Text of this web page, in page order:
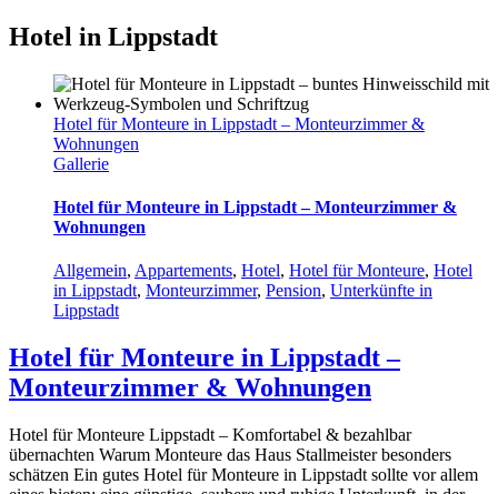
Hotel in Lippstadt
Hotel für Monteure in Lippstadt – Monteurzimmer &
Wohnungen
Gallerie
Hotel für Monteure in Lippstadt – Monteurzimmer &
Wohnungen
Allgemein, Appartements, Hotel, Hotel für Monteure, Hotel
in Lippstadt, Monteurzimmer, Pension, Unterkünfte in
Lippstadt
Hotel für Monteure in Lippstadt –
Monteurzimmer & Wohnungen
Hotel für Monteure Lippstadt – Komfortabel & bezahlbar
übernachten Warum Monteure das Haus Stallmeister besonders
schätzen Ein gutes Hotel für Monteure in Lippstadt sollte vor allem